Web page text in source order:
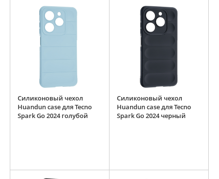
Силиконовый чехол
Huandun case для Tecno
Spark Go 2024 голубой
Силиконовый чехол
Huandun case для Tecno
Spark Go 2024 черный